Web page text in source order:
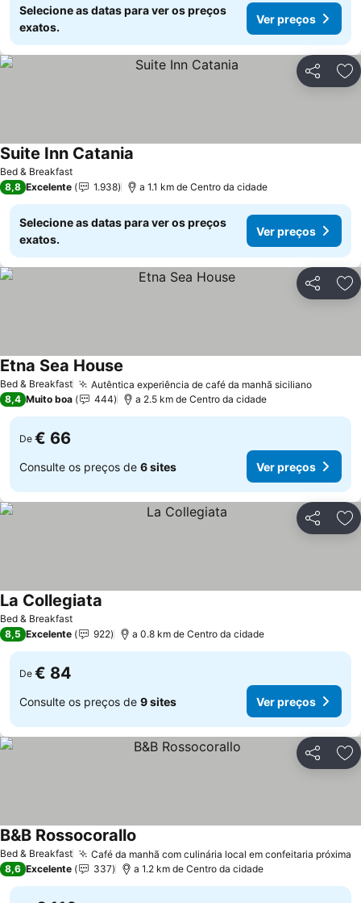
Selecione as datas para ver os preços
exatos.
Ver preços
Partilhar
Bed & Breakfast
Suite Inn Catania
8,8 Excelente 1.938 a 1.1 km de Centro da cidade
Selecione as datas para ver os preços
exatos.
Ver preços
Partilhar
Bed & Breakfast Autêntica experiência de café da manhã sicilianoVer
Etna Sea House
8,4 Muito boa 444 a 2.5 km de Centro da cidade
De € 66
Consulte os preços de 6 sites Ver preços
Partilhar
Bed & Breakfast
La Collegiata
8,5 Excelente 922 a 0.8 km de Centro da cidade
De € 84
Consulte os preços de 9 sites Ver preços
Partilhar
Bed & Breakfast Café da manhã com culinária local em confeitaria próxima
B&B Rossocorallo
8,6 Excelente 337 a 1.2 km de Centro da cidade